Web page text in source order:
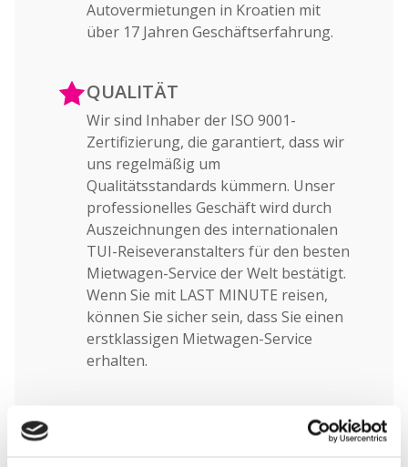
Autovermietungen in Kroatien mit
über 17 Jahren Geschäftserfahrung.
QUALITÄT
Wir sind Inhaber der ISO 9001-
Zertifizierung, die garantiert, dass wir
uns regelmäßig um
Qualitätsstandards kümmern. Unser
professionelles Geschäft wird durch
Auszeichnungen des internationalen
TUI-Reiseveranstalters für den besten
Mietwagen-Service der Welt bestätigt.
Wenn Sie mit LAST MINUTE reisen,
können Sie sicher sein, dass Sie einen
erstklassigen Mietwagen-Service
erhalten.